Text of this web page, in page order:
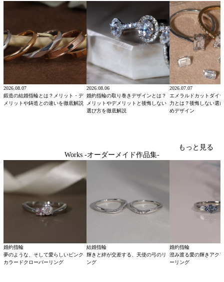
2026.08.07
鍛造の結婚指輪とは？メリット・デ
メリットや鋳造との違いを徹底解説
2026.08.06
婚約指輪の取り巻きデザインとは？
メリットやデメリットと後悔しない
選び方を徹底解説
2026.07.07
エメラルドカットダイ
力とは？後悔しない選
めデザイン
Works -オーダーメイド作品集-
もっと見る
婚約指輪
夢のような、そして愛らしいピンク
カラードクローバーリング
結婚指輪
輝きと絆が交差する、天使の弓のリ
ング
婚約指輪
澄み渡る愛の輝きアク
ーリング